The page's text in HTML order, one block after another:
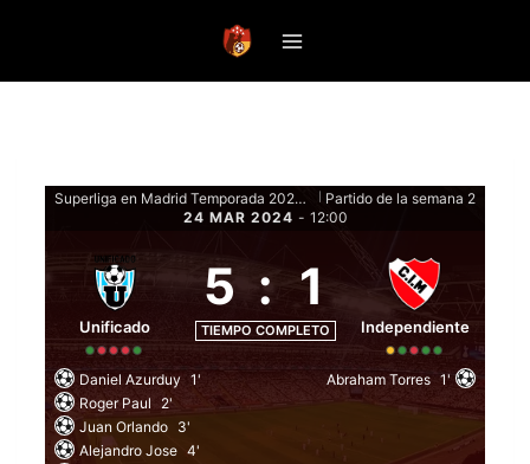
Superliga en Madrid Temporada 2024 - Fase de grupos
Partido de la semana 2
24 MAR 2024 - 12:00
Unificado
5 : 1
TIEMPO COMPLETO Independiente
Daniel Azurduy 1'
Roger Paul 2'
Juan Orlando 3'
Alejandro Jose 4'
Abraham Torres 1'